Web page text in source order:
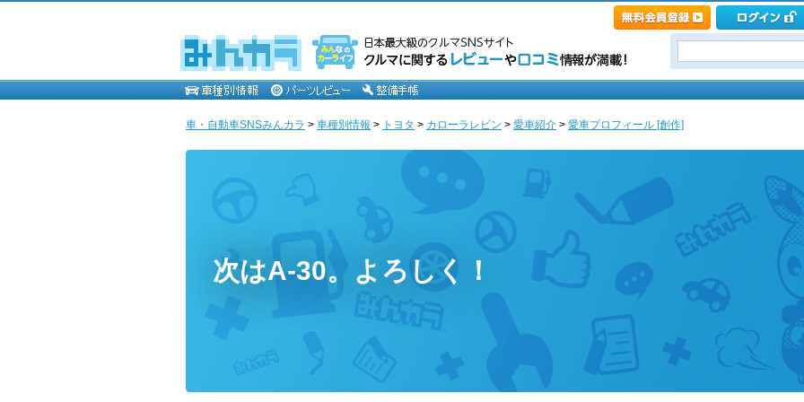
車・自動車SNSみんカラ > 車種別情報 > トヨタ > カローラレビン > 愛車紹介 > 愛車プロフィール [創作]
次はA-30。よろしく！